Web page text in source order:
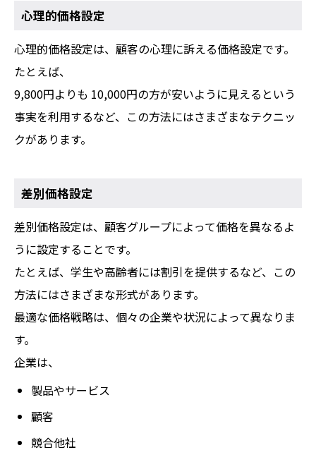
心理的価格設定
心理的価格設定は、顧客の心理に訴える価格設定です。
たとえば、
9,800円よりも 10,000円の方が安いように見えるという
事実を利用するなど、この方法にはさまざまなテクニッ
クがあります。
差別価格設定
差別価格設定は、顧客グループによって価格を異なるよ
うに設定することです。
たとえば、学生や高齢者には割引を提供するなど、この
方法にはさまざまな形式があります。
最適な価格戦略は、個々の企業や状況によって異なりま
す。
企業は、
製品やサービス
顧客
競合他社